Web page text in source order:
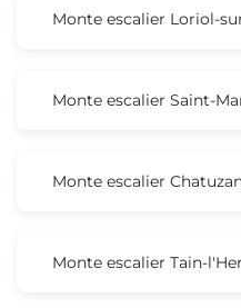
Monte escalier Loriol-
Monte escalier Saint-
Monte escalier
Monte escalier Tain-